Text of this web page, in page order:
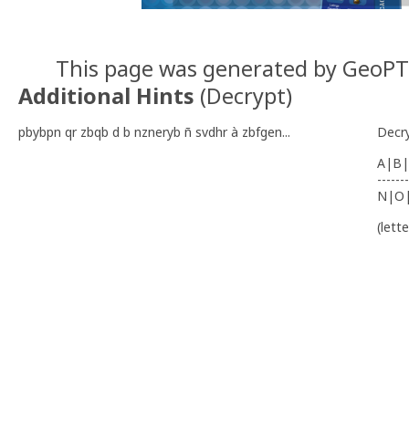
This page was generated by
Additional Hints (Decrypt)
pbybpn qr zbqb d b nzneryb ñ svdhr à zbfgen...